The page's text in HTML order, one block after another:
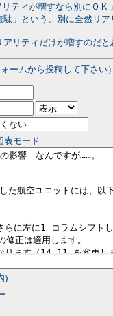
ティが増すなら別にＯ
」という、別に全然リ
リティだけが増すのだ
ームから投稿して下さい）
表モード
)